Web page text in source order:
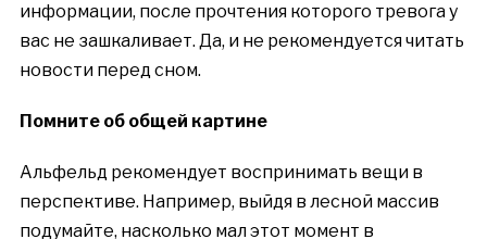
информации, после прочтения которого тревога у
вас не зашкаливает. Да, и не рекомендуется читать
новости перед сном.
Помните об общей картине
Альфельд рекомендует воспринимать вещи в
перспективе. Например, выйдя в лесной массив
подумайте, насколько мал этот момент в